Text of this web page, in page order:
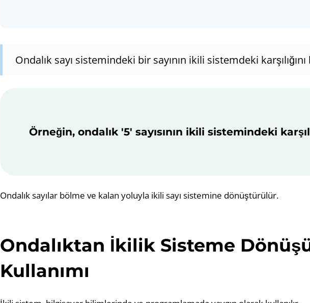
Ondalık sayı sistemindeki bir sayının ikili sistemdeki
Örneğin, ondalık '5' sayısının ikili sistemindeki
Ondalık sayılar bölme ve kalan yoluyla ikili sayı sistemine dönüştürülür.
Ondalıktan İkilik Sisteme
Kullanımı